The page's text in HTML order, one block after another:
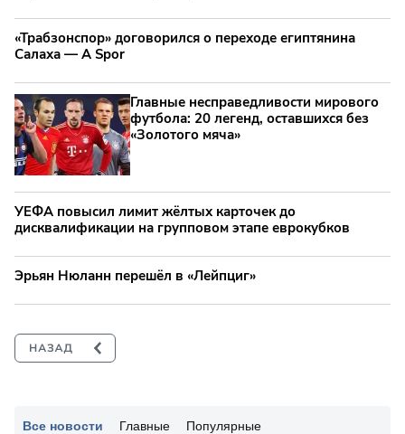
Все новости Главные Популярные
«Трабзонспор» договорился о переходе египтянина
Салаха — A Spor
Главные несправедливости мирового
футбола: 20 легенд, оставшихся без
«Золотого мяча»
УЕФА повысил лимит жёлтых карточек до
дисквалификации на групповом этапе еврокубков
Эрьян Нюланн перешёл в «Лейпциг»